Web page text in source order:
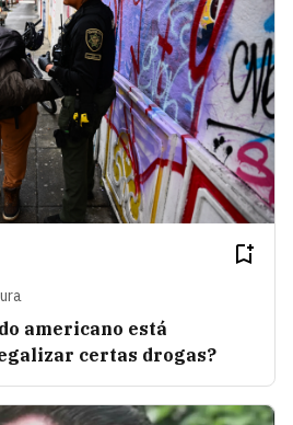
americano está
certas drogas?